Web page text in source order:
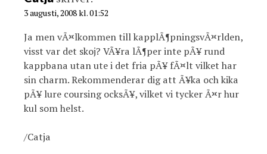
3 augusti, 2008 kl. 01:52
Ja men vÃ¤lkommen till kapplÃ¶pningsvÃ¤rlden,
visst var det skoj? VÃ¥ra lÃ¶per inte pÃ¥ rund
kappbana utan ute i det fria pÃ¥ fÃ¤lt vilket har
sin charm. Rekommenderar dig att Ã¥ka och kika
pÃ¥ lure coursing ocksÃ¥, vilket vi tycker Ã¤r hur
kul som helst.
/Catja